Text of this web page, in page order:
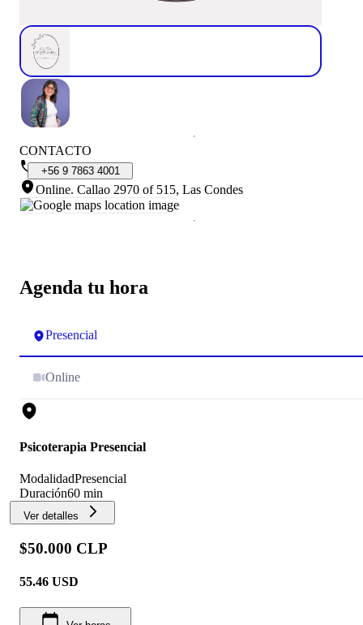
Agenda tu hora
Presencial
Online
Psicoterapia Presencial
ModalidadPresencial
Duración60 min
Ver detalles
$50.000 CLP
55.46 USD
CONTACTO
+56 9 7863 4001
Online. Callao 2970 of 515, Las Condes